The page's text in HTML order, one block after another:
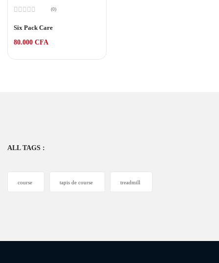
0
5
(0)
Six Pack Care
80.000 CFA
ALL TAGS :
course tapis de course treadmill